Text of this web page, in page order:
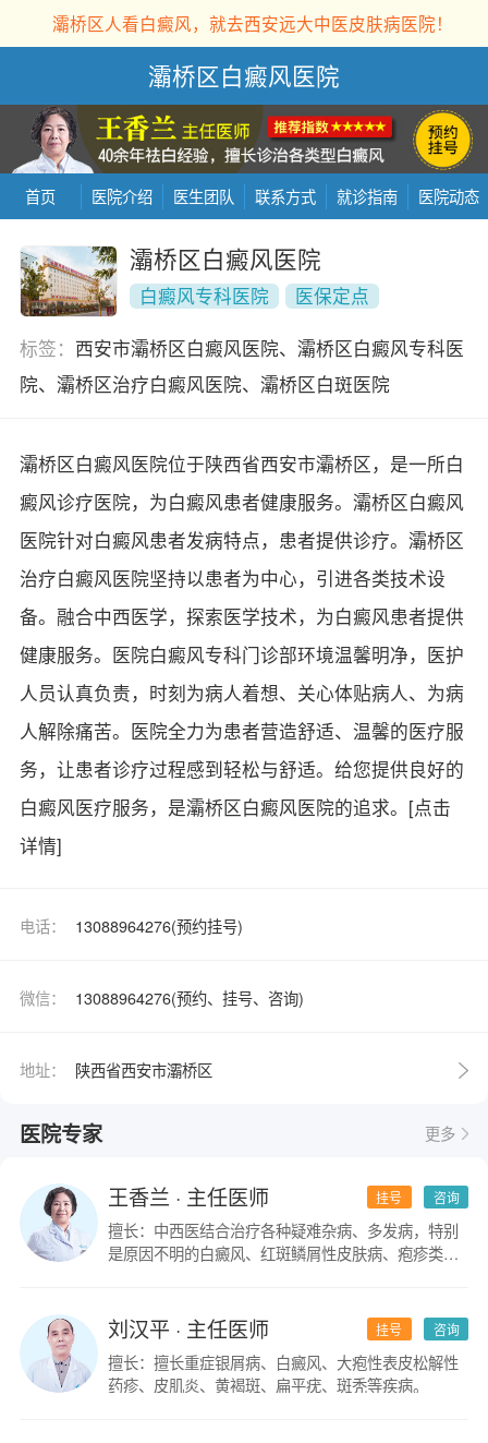
灞桥区人看白癜风，就去西安远大中医皮肤病医院！
灞桥区白癜风医院
首页 医院介绍 医生团队 联系方式 就诊指南 医院动态
灞桥区白癜风医院
白癜风专科医院
医保定点
标签： 西安市灞桥区白癜风医院、灞桥区白癜风专科医
院、灞桥区治疗白癜风医院、灞桥区白斑医院
灞桥区白癜风医院位于陕西省西安市灞桥区，是一所白
癜风诊疗医院，为白癜风患者健康服务。灞桥区白癜风
医院针对白癜风患者发病特点，患者提供诊疗。灞桥区
治疗白癜风医院坚持以患者为中心，引进各类技术设
备。融合中西医学，探索医学技术，为白癜风患者提供
健康服务。医院白癜风专科门诊部环境温馨明净，医护
人员认真负责，时刻为病人着想、关心体贴病人、为病
人解除痛苦。医院全力为患者营造舒适、温馨的医疗服
务，让患者诊疗过程感到轻松与舒适。给您提供良好的
白癜风医疗服务，是灞桥区白癜风医院的追求。 [点击
详情]
电话： 13088964276(预约挂号)
微信： 13088964276(预约、挂号、咨询)
地址： 陕西省西安市灞桥区
医院专家 更多
咨询
挂号
王香兰 · 主任医师
擅长：中西医结合治疗各种疑难杂病、多发病，特别
是原因不明的白癜风、红斑鳞屑性皮肤病、疱疹类皮
咨询
挂号
刘汉平· 主任医师
擅长：擅长重症银屑病、白癜风、大疱性表皮松解性
药疹、皮肌炎、黄褐斑、扁平疣、斑秃等疾病。